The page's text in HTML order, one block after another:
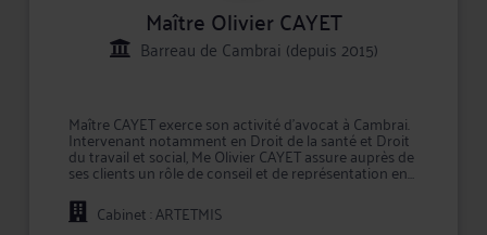
Maître Olivier CAYET
Barreau de Cambrai (depuis 2015)
Maître CAYET exerce son activité d'avocat à Cambrai.
Intervenant notamment en Droit de la santé et Droit
du travail et social, Me Olivier CAYET assure auprès de
ses clients un rôle de conseil et de représentation en
justice.
Le champ d'exercice de Maître CAYET s'étend des
Cabinet : ARTETMIS